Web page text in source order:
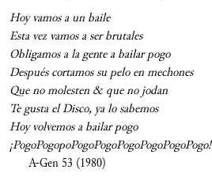
Hoy vamos a un baile
Esta vez vamos a ser brutales
Obligamos a la gente a bailar pogo
Después cortamos su pelo en mechones
Que no molesten & que no jodan
Te gusta el Disco, ya lo sabemos
Hoy volvemos a bailar pogo
¡PogoPogopoPogoPogoPogoPogoPogoPogo!
A-Gen 53 (1980)